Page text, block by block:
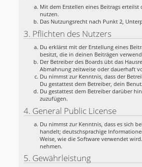
Mit dem Erstellen eines Beitrags
nutzen.
Das Nutzungsrecht nach Punkt 2,
3. Pflichten des Nutzers
Du erklärst mit der Erstellung eines
besitzt, die in deinen Beiträgen
Der Betreiber des Boards übt das
Abmahnung zeitweise oder dauerhaft
Du nimmst zur Kenntnis, dass der
Du gestattest dem Betreiber, dein
Du gestattest dem Betreiber darüber
zuzufügen.
4. General Public License
Du nimmst zur Kenntnis, dass es sich
handelt; deutschsprachige
Weise, wie die Software verwendet
nehmen.
5. Gewährleistung